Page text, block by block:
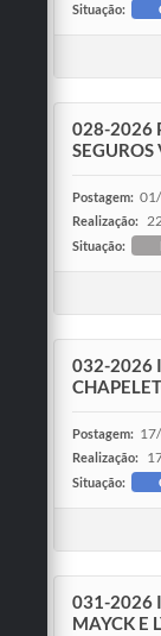
Situação:
028-2026
SEGUROS
Postagem:
Realização:
Situação:
032-2026
Postagem:
Realização:
Situação:
031-2026
MAYCK E